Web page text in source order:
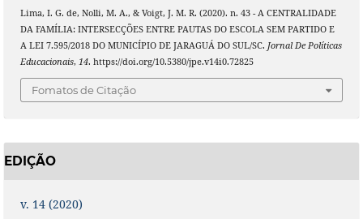
Lima, I. G. de, Nolli, M. A., & Voigt, J. M. R. (2020). n. 43 - A CENTRALIDADE
DA FAMÍLIA: INTERSECÇÕES ENTRE PAUTAS DO ESCOLA SEM PARTIDO E
A LEI 7.595/2018 DO MUNICÍPIO DE JARAGUÁ DO SUL/SC. Jornal De Políticas
Educacionais, 14. https://doi.org/10.5380/jpe.v14i0.72825
Fomatos de Citação
EDIÇÃO
v. 14 (2020)